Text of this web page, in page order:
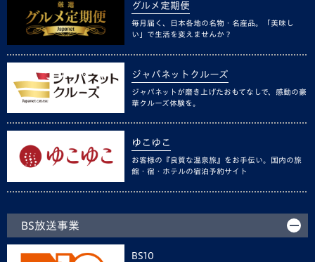
グルメ定期便
毎月届く、日本各地の名物・名産品。「美味し
い」で生活を変えませんか？
ジャパネットクルーズ
ジャパネットが磨き上げたおもてなしで、感動の豪
華クルーズ体験を。
ゆこゆこ
お客様の『良質な温泉旅』をお手伝い。国内の旅
館・宿・ホテルの宿泊予約サイト
BS放送事業
BS10